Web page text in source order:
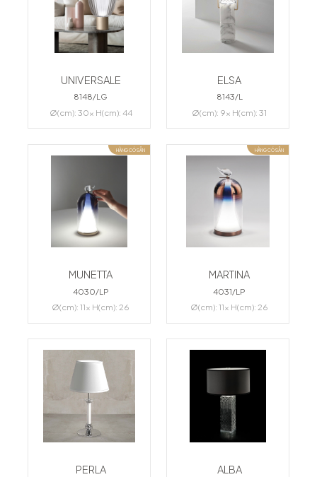
UNIVERSALE
8148/LG
Ø(cm): 30x H(cm): 44
ELSA
8143/L
Ø(cm): 9x H(cm): 31
HÀNG CÓ SẴN
MUNETTA
4030/LP
Ø(cm): 11x H(cm): 26
HÀNG CÓ SẴN
MARTINA
4031/LP
Ø(cm): 11x H(cm): 26
PERLA ALBA